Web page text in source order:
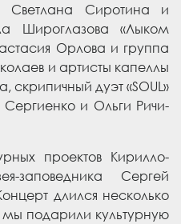
Светлана Сиротина и
Широглазова «Лыком
Орлова и группа
и артисты капеллы
скрипичный дуэт «SOUL»
Сергиенко и Ольги Ричи-
проектов Кирилло-
заповедника Сергей
длился несколько
мы подарили культурную